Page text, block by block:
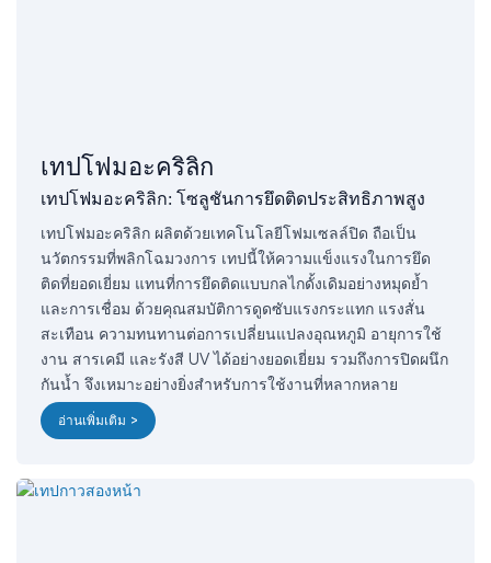
เทปโฟมอะคริลิก
เทปโฟมอะคริลิก: โซลูชันการยึดติดประสิทธิภาพสูง
เทปโฟมอะคริลิก ผลิตด้วยเทคโนโลยีโฟมเซลล์ปิด ถือเป็น
นวัตกรรมที่พลิกโฉมวงการ เทปนี้ให้ความแข็งแรงในการยึด
ติดที่ยอดเยี่ยม แทนที่การยึดติดแบบกลไกดั้งเดิมอย่างหมุดย้ำ
และการเชื่อม ด้วยคุณสมบัติการดูดซับแรงกระแทก แรงสั่น
สะเทือน ความทนทานต่อการเปลี่ยนแปลงอุณหภูมิ อายุการใช้
งาน สารเคมี และรังสี UV ได้อย่างยอดเยี่ยม รวมถึงการปิดผนึก
กันน้ำ จึงเหมาะอย่างยิ่งสำหรับการใช้งานที่หลากหลาย
อ่านเพิ่มเติม >